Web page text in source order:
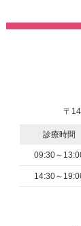
〒
診療時間
09:30～
14:30～